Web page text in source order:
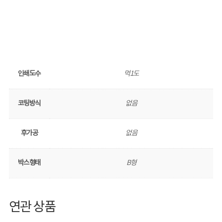
인쇄도수 먹1도
코팅방식 없음
후가공 없음
박스형태 B형
연관 상품